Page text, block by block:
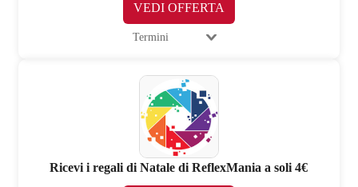
VEDI OFFERTA
Termini
Ricevi i regali di Natale di ReflexMania a soli 4€